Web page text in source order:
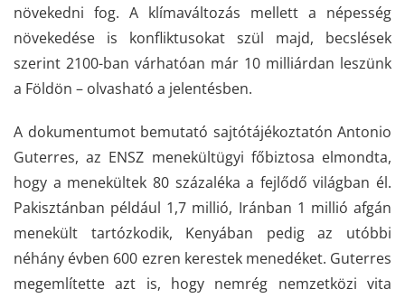
növekedni fog. A klímaváltozás mellett a népesség
növekedése is konfliktusokat szül majd, becslések
szerint 2100-ban várhatóan már 10 milliárdan leszünk
a Földön – olvasható a jelentésben.
A dokumentumot bemutató sajtótájékoztatón Antonio
Guterres, az ENSZ menekültügyi főbiztosa elmondta,
hogy a menekültek 80 százaléka a fejlődő világban él.
Pakisztánban például 1,7 millió, Iránban 1 millió afgán
menekült tartózkodik, Kenyában pedig az utóbbi
néhány évben 600 ezren kerestek menedéket. Guterres
megemlítette azt is, hogy nemrég nemzetközi vita